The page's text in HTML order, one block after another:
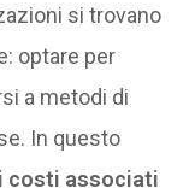
si trovano
optare per
a metodi di
In questo
i costi associati